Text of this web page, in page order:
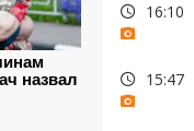
16:10
15:47